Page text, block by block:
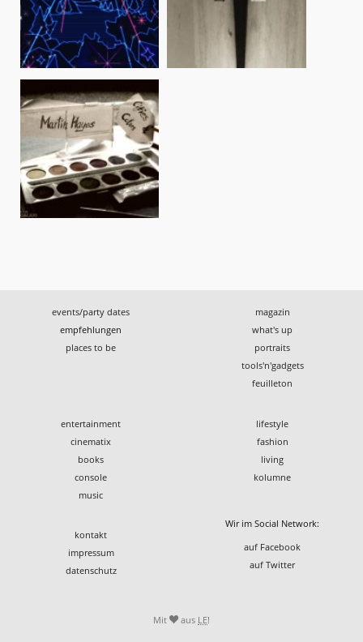
events/party dates
empfehlungen
places to be
magazin
what's up
portraits
tools'n'gadgets
feuilleton
entertainment
cinematix
books
console
music
lifestyle
fashion
living
kolumne
kontakt
impressum
datenschutz
Wir im Social Network:
auf Facebook
auf Twitter
Mit aus LE!